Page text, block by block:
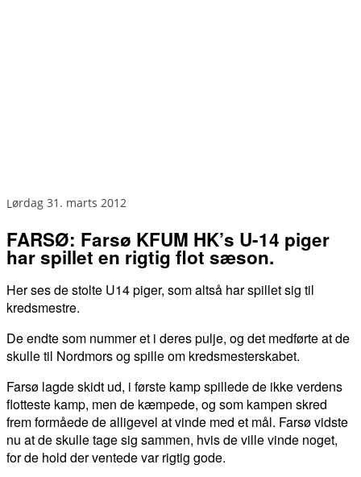
lørdag 31. marts 2012
FARSØ: Farsø KFUM HK’s U-14 piger
har spillet en rigtig flot sæson.
Her ses de stolte U14 piger, som altså har spillet sig til
kredsmestre.
De endte som nummer et i deres pulje, og det medførte at de
skulle til Nordmors og spille om kredsmesterskabet.
Farsø lagde skidt ud, i første kamp spillede de ikke verdens
flotteste kamp, men de kæmpede, og som kampen skred
frem formåede de alligevel at vinde med et mål. Farsø vidste
nu at de skulle tage sig sammen, hvis de ville vinde noget,
for de hold der ventede var rigtig gode.